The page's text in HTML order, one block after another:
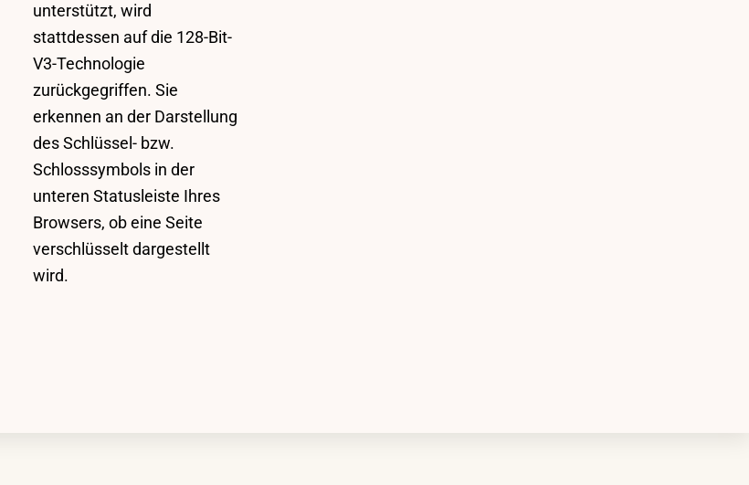
unterstützt, wird
stattdessen auf die 128-Bit-
V3-Technologie
zurückgegriffen. Sie
erkennen an der Darstellung
des Schlüssel- bzw.
Schlosssymbols in der
unteren Statusleiste Ihres
Browsers, ob eine Seite
verschlüsselt dargestellt
wird.